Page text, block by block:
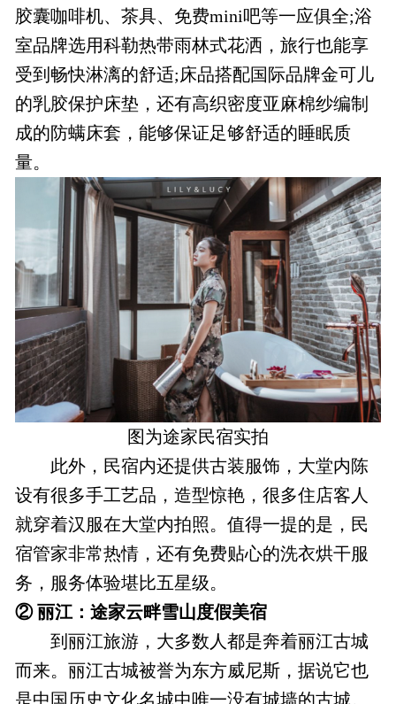
胶囊咖啡机、茶具、免费mini吧等一应俱全;浴
室品牌选用科勒热带雨林式花洒，旅行也能享
受到畅快淋漓的舒适;床品搭配国际品牌金可儿
的乳胶保护床垫，还有高织密度亚麻棉纱编制
成的防螨床套，能够保证足够舒适的睡眠质
量。
图为途家民宿实拍
此外，民宿内还提供古装服饰，大堂内陈
设有很多手工艺品，造型惊艳，很多住店客人
就穿着汉服在大堂内拍照。值得一提的是，民
宿管家非常热情，还有免费贴心的洗衣烘干服
务，服务体验堪比五星级。
② 丽江：途家云畔雪山度假美宿
到丽江旅游，大多数人都是奔着丽江古城
而来。丽江古城被誉为东方威尼斯，据说它也
是中国历史文化名城中唯一没有城墙的古城。